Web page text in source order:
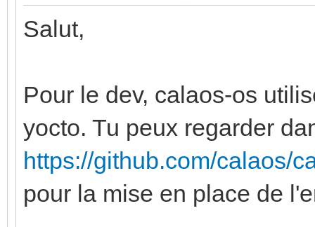
Salut,
Pour le dev, calaos-os
yocto. Tu peux regarder
https://github.com/calaos/
pour la mise en place de